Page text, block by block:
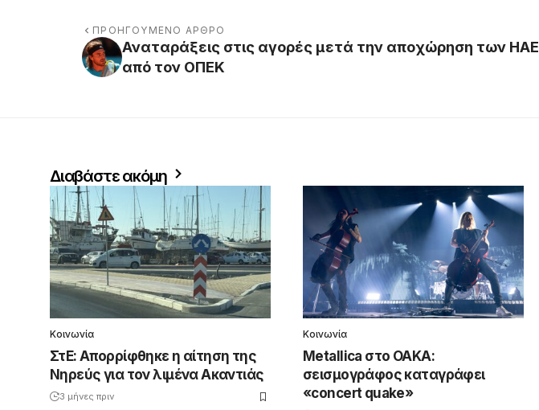
ΠΡΟΗΓΟΎΜΕΝΟ ΆΡΘΡΟ
Αναταράξεις στις αγορές μετά την αποχώρηση των ΗΑΕ
από τον ΟΠΕΚ
Διαβάστε ακόμη
Κοινωνία
ΣτΕ: Απορρίφθηκε η αίτηση της
Νηρεύς για τον λιμένα Ακαντιάς
3 μήνες πριν
Κοινωνία
Metallica στο ΟΑΚΑ:
σεισμογράφος καταγράφει
«concert quake»